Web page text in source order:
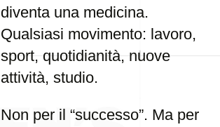
diventa una medicina.
Qualsiasi movimento: lavoro,
sport, quotidianità, nuove
attività, studio.
Non per il “successo”. Ma per